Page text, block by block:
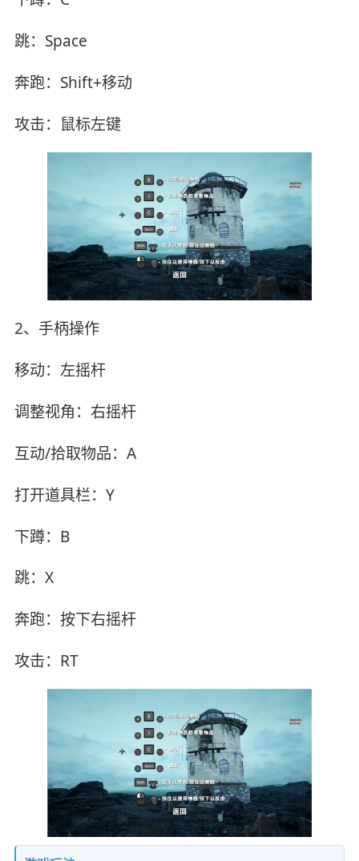
跳：Space
奔跑：Shift+移动
攻击：鼠标左键
2、手柄操作
移动：左摇杆
调整视角：右摇杆
互动/拾取物品：A
打开道具栏：Y
下蹲：B
跳：X
奔跑：按下右摇杆
攻击：RT